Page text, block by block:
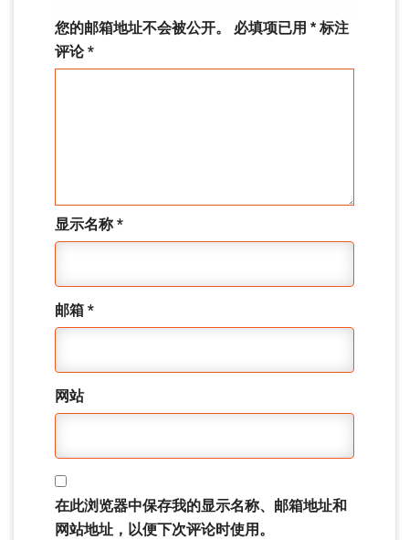
您的邮箱地址不会被公开。 必填项已用 * 标注
评论*
显示名称*
邮箱 *
网站
在此浏览器中保存我的显示名称、邮箱地址和
网站地址，以便下次评论时使用。